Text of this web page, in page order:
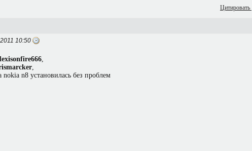
Цитировать
10:50
,
,
nokia n8 установилась без проблем